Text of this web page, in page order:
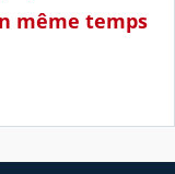
même temps